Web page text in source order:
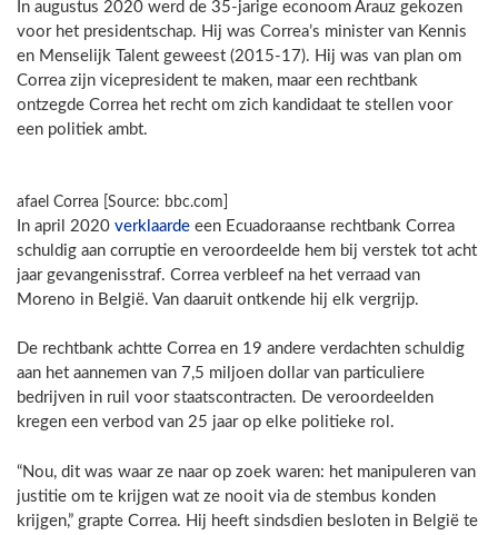
In augustus 2020 werd de 35-jarige econoom Arauz gekozen
voor het presidentschap. Hij was Correa’s minister van Kennis
en Menselijk Talent geweest (2015-17). Hij was van plan om
Correa zijn vicepresident te maken, maar een rechtbank
ontzegde Correa het recht om zich kandidaat te stellen voor
een politiek ambt.
afael Correa [Source: bbc.com]
In april 2020 verklaarde een Ecuadoraanse rechtbank Correa
schuldig aan corruptie en veroordeelde hem bij verstek tot acht
jaar gevangenisstraf. Correa verbleef na het verraad van
Moreno in België. Van daaruit ontkende hij elk vergrijp.
De rechtbank achtte Correa en 19 andere verdachten schuldig
aan het aannemen van 7,5 miljoen dollar van particuliere
bedrijven in ruil voor staatscontracten. De veroordeelden
kregen een verbod van 25 jaar op elke politieke rol.
“Nou, dit was waar ze naar op zoek waren: het manipuleren van
justitie om te krijgen wat ze nooit via de stembus konden
krijgen,” grapte Correa. Hij heeft sindsdien besloten in België te